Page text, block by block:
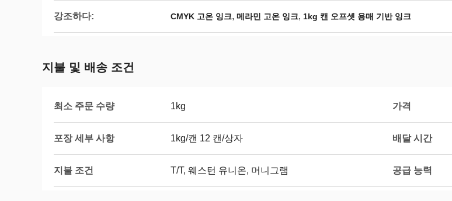
강조하다: CMYK 고온 잉크, 메라민 고온 잉크, 1kg 캔 오프셋 용매 기반 잉크
지불 및 배송 조건
최소 주문 수량 1kg 가격
포장 세부 사항 1kg/캔 12 캔/상자 배달 시간
지불 조건 T/T, 웨스턴 유니온, 머니그램 공급 능력